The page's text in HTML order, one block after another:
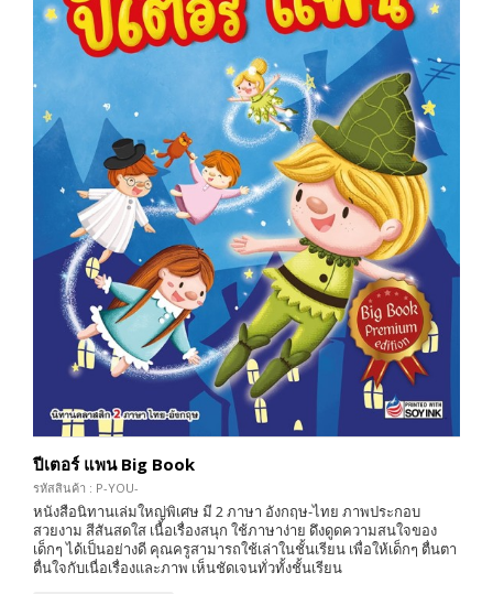
ปีเตอร์ แพน Big Book
รหัสสินค้า : P-YOU-
หนังสือนิทานเล่มใหญ่พิเศษ มี 2 ภาษา อังกฤษ-ไทย ภาพประกอบ
สวยงาม สีสันสดใส เนื้อเรื่องสนุก ใช้ภาษาง่าย ดึงดูดความสนใจของ
เด็กๆ ได้เป็นอย่างดี คุณครูสามารถใช้เล่าในชั้นเรียน เพื่อให้เด็กๆ ตื่นตา
ตื่นใจกับเนื่อเรื่องและภาพ เห็นชัดเจนทั่วทั้งชั้นเรียน